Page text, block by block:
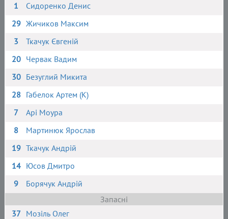
1
Сидоренко Денис
29 Жичиков Максим
3
Ткачук Євгеній
20 Червак Вадим
30 Безуглий Микита
28 Габелок Артем (К)
7
Арі Моура
8
Мартинюк Ярослав
19 Ткачук Андрій
14 Юсов Дмитро
9
Борячук Андрій
Запасні
37 Мозіль Олег